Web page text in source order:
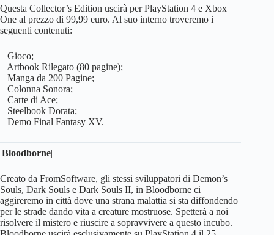
Questa Collector’s Edition uscirà per PlayStation 4 e Xbox
One al prezzo di 99,99 euro. Al suo interno troveremo i
seguenti contenuti:
– Gioco;
– Artbook Rilegato (80 pagine);
– Manga da 200 Pagine;
– Colonna Sonora;
– Carte di Ace;
– Steelbook Dorata;
– Demo Final Fantasy XV.
|Bloodborne|
Creato da FromSoftware, gli stessi sviluppatori di Demon’s
Souls, Dark Souls e Dark Souls II, in Bloodborne ci
aggireremo in città dove una strana malattia si sta diffondendo
per le strade dando vita a creature mostruose. Spetterà a noi
risolvere il mistero e riuscire a sopravvivere a questo incubo.